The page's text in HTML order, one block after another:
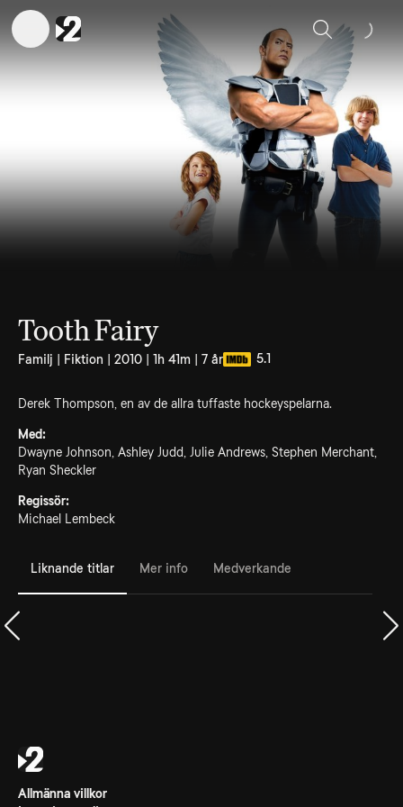
Sök
Tooth Fairy
Familj | Fiktion | 2010 | 1h 41m | 7 år 5.1
Derek Thompson, en av de allra tuffaste hockeyspelarna.
Med:
Dwayne Johnson, Ashley Judd, Julie Andrews, Stephen Merchant,
Ryan Sheckler
Regissör:
Michael Lembeck
Liknande titlar Mer info Medverkande
Allmänna villkor